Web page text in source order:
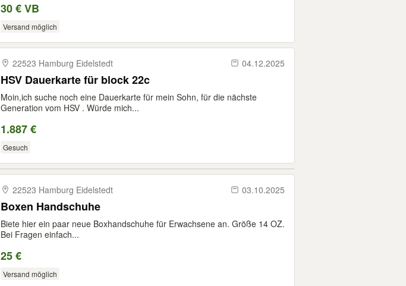
30 € VB
Versand möglich
22523 Hamburg Eidelstedt 04.12.2025
HSV Dauerkarte für block 22c
Moin,ich suche noch eine Dauerkarte für mein Sohn, für die nächste
Generation vom HSV . Würde mich...
1.887 €
Gesuch
22523 Hamburg Eidelstedt 03.10.2025
Boxen Handschuhe
Biete hier ein paar neue Boxhandschuhe für Erwachsene an. Größe 14 OZ.
Bei Fragen einfach...
25 €
Versand möglich